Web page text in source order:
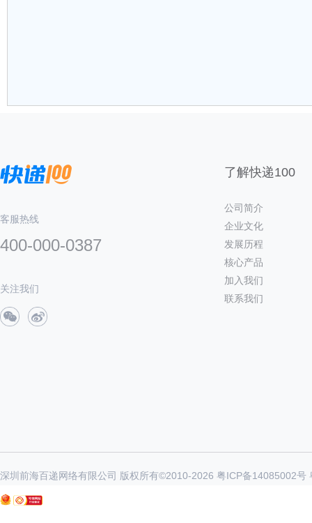
客服热线
400-000-0387
关注我们
了解快递100
公司简介
企业文化
发展历程
核心产品
加入我们
联系我们
深圳前海百递网络有限公司 版权所有©2010-2026 粤ICP备14085002号